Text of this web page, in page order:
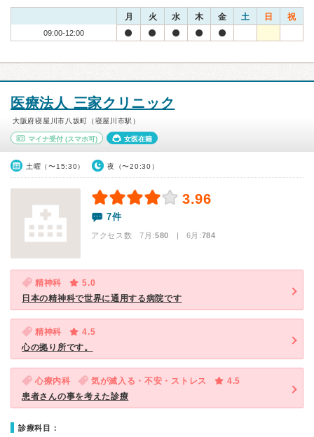
月 火 水 木 金 土 日 祝
09:00-12:00
医療法人 三家クリニック
大阪府寝屋川市八坂町（寝屋川市駅）
マイナ受付 (スマホ可) 女医在籍
土曜（〜15:30） 夜（〜20:30）
3.96
7件
アクセス数 7月:580 | 6月:784
精神科
5.0
日本の精神科で世界に通用する病院です
精神科
4.5
心の拠り所です。
心療内科 気が滅入る・不安・ストレス
4.5
患者さんの事を考えた診療
診療科目：